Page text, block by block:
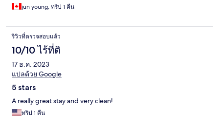
jun young, ทริป 1 คืน
รีวิวที่ตรวจสอบแล้ว
10/10 ไร้ที่ติ
17 ธ.ค. 2023
แปลด้วย Google
5 stars
A really great stay and very clean!
ทริป 1 คืน